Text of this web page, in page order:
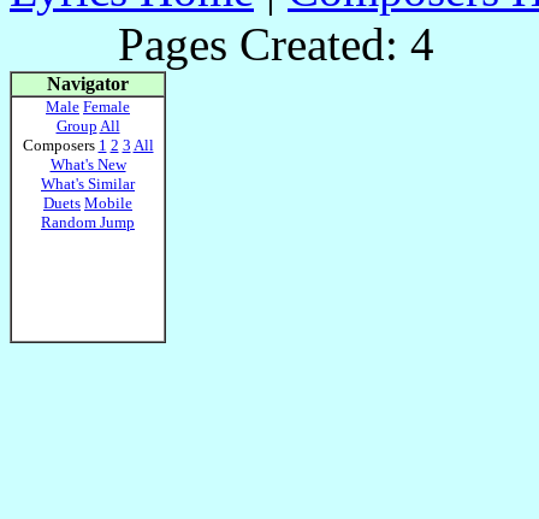
Pages Created: 4
Navigator
Male Female
Group All
Composers 1 2 3 All
What's New
What's Similar
Duets Mobile
Random Jump